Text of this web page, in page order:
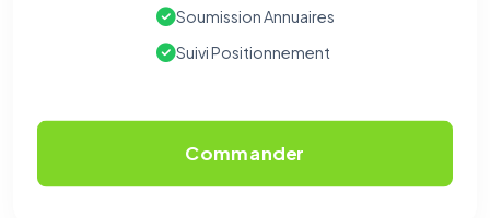
Soumission Annuaires
Suivi Positionnement
Commander